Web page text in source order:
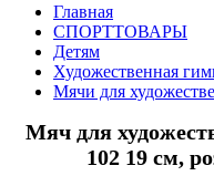
Главная
СПОРТТОВАРЫ
Детям
Художественная
Мячи для
Мяч для
102 19 см,